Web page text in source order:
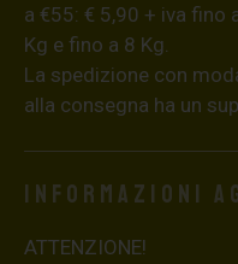
a €55: € 5,90 + iva fino
Kg e fino a 8 Kg.
La spedizione con
alla consegna ha un
Informazioni
ATTENZIONE!